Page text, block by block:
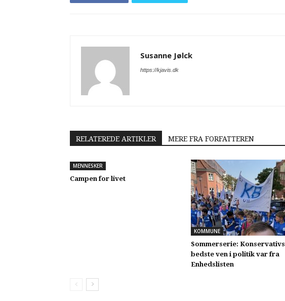
Susanne Jølck
https://kjavis.dk
RELATEREDE ARTIKLER MERE FRA FORFATTEREN
MENNESKER
Campen for livet
KOMMUNE
Sommerserie: Konservativs
bedste ven i politik var fra
Enhedslisten